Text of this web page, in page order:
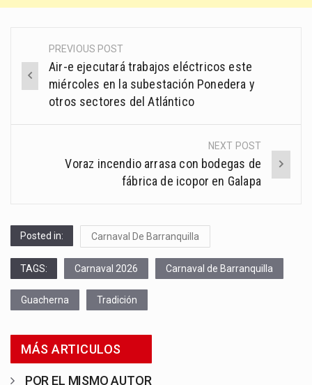
Post
navigation
PREVIOUS POST
Air-e ejecutará trabajos eléctricos este
miércoles en la subestación Ponedera y
otros sectores del Atlántico
NEXT POST
Voraz incendio arrasa con bodegas de
fábrica de icopor en Galapa
Posted in: Carnaval De Barranquilla
TAGS: Carnaval 2026 Carnaval de Barranquilla
Guacherna Tradición
MÁS ARTICULOS
POR EL MISMO AUTOR